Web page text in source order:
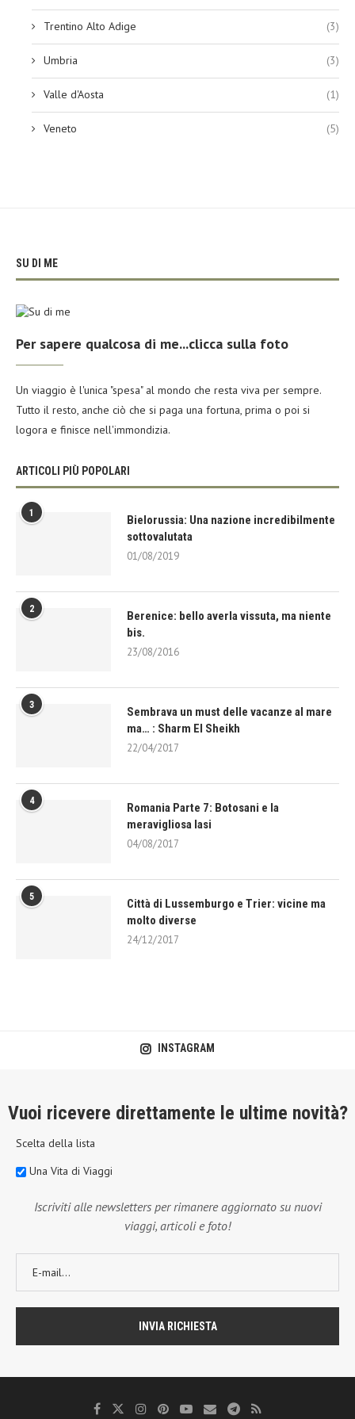
Trentino Alto Adige (3)
Umbria (3)
Valle d'Aosta (1)
Veneto (5)
SU DI ME
Per sapere qualcosa di me...clicca sulla foto
Un viaggio è l'unica "spesa" al mondo che resta viva per sempre.
Tutto il resto, anche ciò che si paga una fortuna, prima o poi si
logora e finisce nell'immondizia.
ARTICOLI PIÙ POPOLARI
1
Bielorussia: Una nazione incredibilmente
sottovalutata
01/08/2019
2
Berenice: bello averla vissuta, ma niente
bis.
23/08/2016
3
Sembrava un must delle vacanze al mare
ma… : Sharm El Sheikh
22/04/2017
4
Romania Parte 7: Botosani e la
meravigliosa Iasi
04/08/2017
5
Città di Lussemburgo e Trier: vicine ma
molto diverse
24/12/2017
INSTAGRAM
Vuoi ricevere direttamente le ultime novità?
Scelta della lista
Una Vita di Viaggi
Iscriviti alle newsletters per rimanere aggiornato su nuovi
viaggi, articoli e foto!